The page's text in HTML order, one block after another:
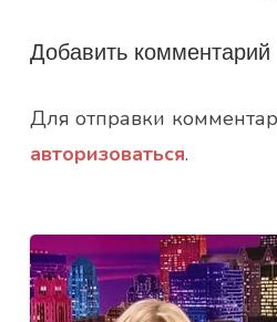
Добавить комментарий
Для отправки
авторизоваться.